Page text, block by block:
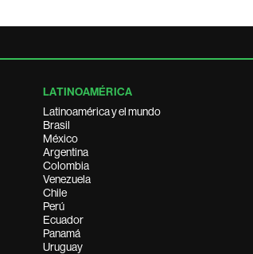
LATINOAMÉRICA
Latinoamérica y el mundo
Brasil
México
Argentina
Colombia
Venezuela
Chile
Perú
Ecuador
Panamá
Uruguay